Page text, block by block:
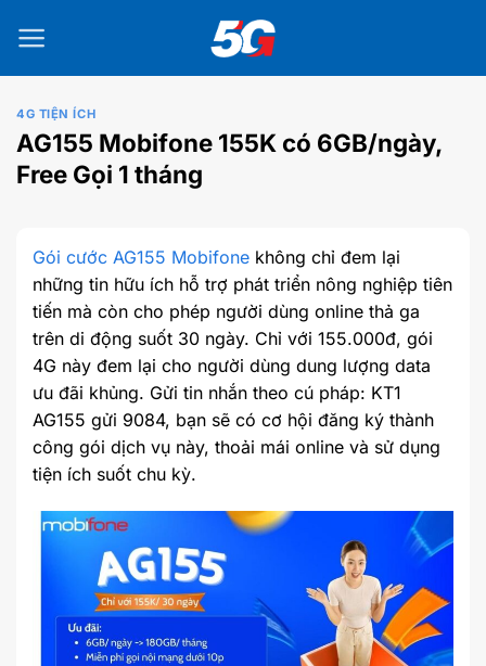
qua
4G TIỆN ÍCH
AG155 Mobifone 155K có 6GB/ngày,
Free Gọi 1 tháng
Gói cước AG155 Mobifone không chỉ đem lại
những tin hữu ích hỗ trợ phát triển nông nghiệp tiên
tiến mà còn cho phép người dùng online thả ga
trên di động suốt 30 ngày. Chỉ với 155.000đ, gói
4G này đem lại cho người dùng dung lượng data
ưu đãi khủng. Gửi tin nhắn theo cú pháp: KT1
AG155 gửi 9084, bạn sẽ có cơ hội đăng ký thành
công gói dịch vụ này, thoải mái online và sử dụng
tiện ích suốt chu kỳ.